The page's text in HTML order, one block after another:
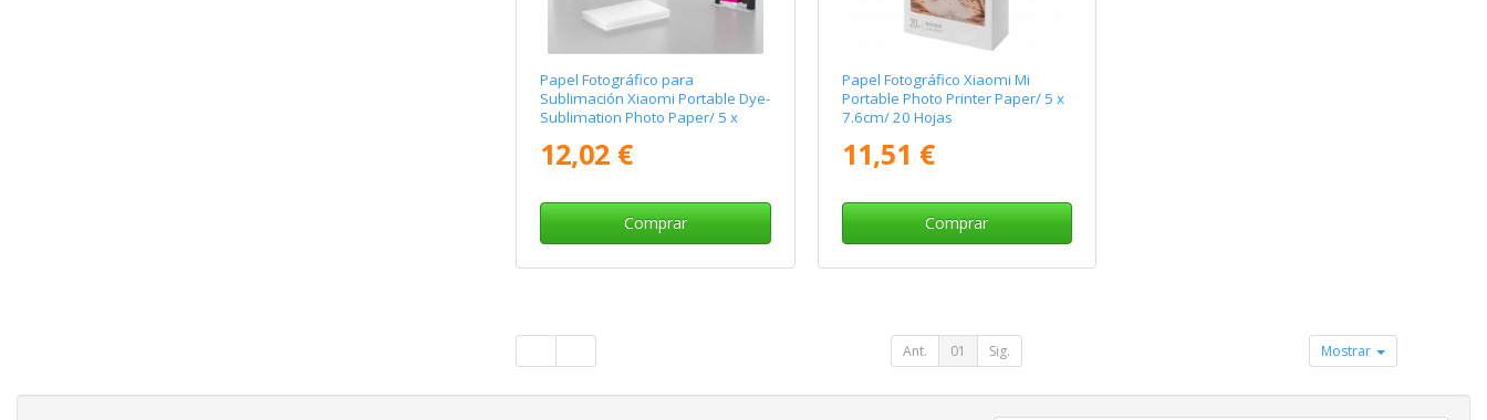
Papel Fotográfico para
Sublimación Xiaomi Portable Dye-
Sublimation Photo Paper/ 5 x
12,02 €
Comprar
Papel Fotográfico Xiaomi Mi
Portable Photo Printer Paper/ 5 x
7.6cm/ 20 Hojas
11,51 €
Comprar
Ant. 01 Sig. Mostrar